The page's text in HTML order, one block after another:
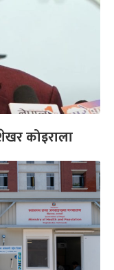
कोइराला